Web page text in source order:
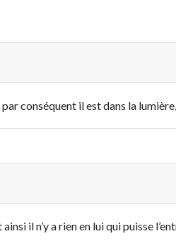
conséquent il est dans la
il n’y a rien en lui qui puisse